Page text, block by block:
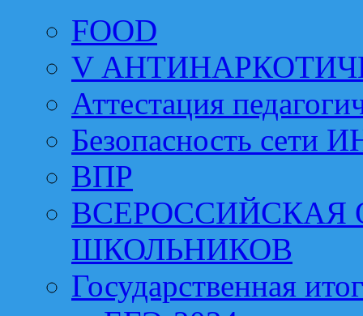
FOOD
V
Аттестация
Безопасность сети
ВПР
ШКОЛЬНИКОВ
Государственная